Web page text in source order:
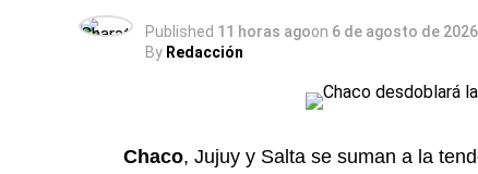
Published 11 horas agoon 6 de agosto de 2026
By Redacción
Chaco, Jujuy y Salta se suman a la